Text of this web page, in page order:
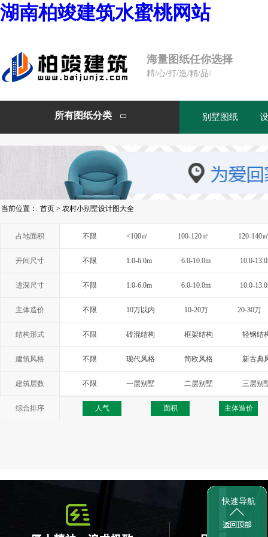
湖南柏竣建筑水蜜桃网站
海量图纸任你选择
精/心/打/造/精/品/
所有图纸分类  别墅图纸
当前位置： 首页 > 农村小别墅设计图大全
占地面积 不限 <100㎡ 100-120㎡ 120-140
开间尺寸 不限 1.0-6.0m 6.0-10.0m 10.0-
进深尺寸 不限 1.0-6.0m 6.0-10.0m 10.0-
主体造价 不限 10万以内 10-20万 20-30万
结构形式 不限 砖混结构 框架结构 轻钢结
建筑风格 不限 现代风格 简欧风格 新古典
西班牙风格 地中海风格
建筑层数 不限 一层别墅 二层别墅 三层别
综合排序 人气 面积 主体造价
快速导航